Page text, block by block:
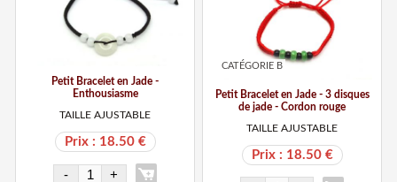
Petit Bracelet en Jade -
Enthousiasme
TAILLE AJUSTABLE
Prix : 18.50 €
CATÉGORIE B
Petit Bracelet en Jade - 3 disques
de jade - Cordon rouge
TAILLE AJUSTABLE
Prix : 18.50 €